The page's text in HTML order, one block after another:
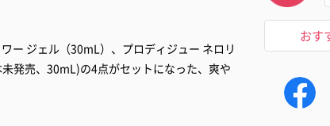
ー ジェル（30mL）、プロディジュー ネロリ
発売、30mL)の4点がセットになった、爽や
おす